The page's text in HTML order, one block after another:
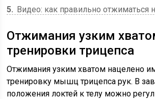
5
Видео: как правильно отжиматься
Отжимания узким
тренировки трицепса
Отжимания узким хватом нацелено
тренировку мышц трицепса рук. В
положения локтей к телу можно